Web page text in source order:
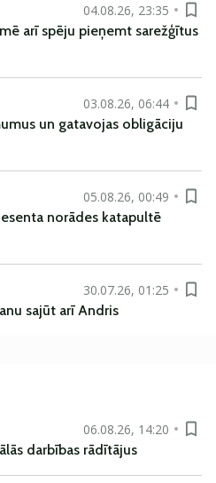
04.08.26, 23:35
arī spēju pieņemt sarežģītus
03.08.26, 06:44
un gatavojas obligāciju
05.08.26, 00:49
norādes katapultē
30.07.26, 01:25
sajūt arī Andris
06.08.26, 14:20
darbības rādītājus